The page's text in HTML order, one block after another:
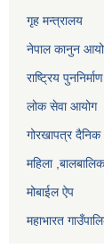
गृह मन्त्रालय
नेपाल कानुन
राष्ट्रिय
लोक सेवा आयोग
गोरखापत्र दैनिक
महिला
मोबाईल ऐप
महाभारत